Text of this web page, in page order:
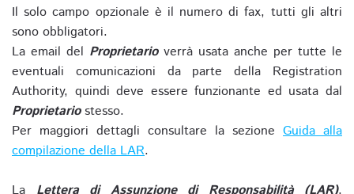
Il solo campo opzionale è il numero di fax, tutti gli altri
sono obbligatori.
La email del Proprietarioverrà usata anche per tutte le
eventuali comunicazioni da parte della Registration
Authority, quindi deve essere funzionante ed usata dal
Proprietariostesso.
Per maggiori dettagli consultare la sezione Guida alla
compilazione della LAR.